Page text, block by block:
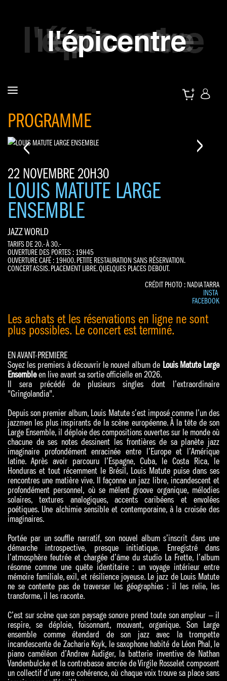
PROGRAMME
<
22 NOVEMBRE 20H30
LOUIS MATUTE LARGE
ENSEMBLE
JAZZ WORLD
TARIFS DE 20.- À 30.-
OUVERTURE DES PORTES : 19H45
OUVERTURE CAFÉ : 19H00. PETITE RESTAURATION SANS RÉSERVATION.
CONCERT ASSIS. PLACEMENT LIBRE. QUELQUES PLACES DEBOUT.
CRÉDIT PHOTO : NADIA TARRA
INSTA
FACEBOOK
Les achats et les réservations en ligne ne sont
plus possibles. Le concert est terminé.
EN AVANT-PREMIERE
Soyez les premiers à découvrir le nouvel album de Louis Matute Large
Ensembleen live avant sa sortie officielle en 2026.
Il sera précédé de plusieurs singles dont l’extraordinaire
"Gringolandia".
Depuis son premier album, Louis Matute s’est imposé comme l’un des
jazzmen les plus inspirants de la scène européenne. À la tête de son
Large Ensemble, il déploie des compositions ouvertes sur le monde où
chacune de ses notes dessinent les frontières de sa planète jazz
imaginaire profondément enracinée entre l’Europe et l’Amérique
latine. Après avoir parcouru l’Espagne, Cuba, le Costa Rica, le
Honduras et tout récemment le Brésil, Louis Matute puise dans ses
rencontres une matière vive. Il façonne un jazz libre, incandescent et
profondément personnel, où se mêlent groove organique, mélodies
solaires, textures analogiques, accents caribéens et envolées
poétiques. Une alchimie sensible et contemporaine, à la croisée des
imaginaires.
Portée par un souffle narratif, son nouvel album s’inscrit dans une
démarche introspective, presque initiatique. Enregistré dans
l’atmosphère feutrée et chargée d’âme du studio La Frette, l’album
résonne comme une quête identitaire : un voyage intérieur entre
mémoire familiale, exil, et résilience joyeuse. Le jazz de Louis Matute
ne se contente pas de traverser les géographies : il les relie, les
transforme, il les raconte.
C’est sur scène que son paysage sonore prend toute son ampleur — il
respire, se déploie, foisonnant, mouvant, organique. Son Large
ensemble comme étendard de son jazz avec la trompette
incandescente de Zacharie Ksyk, le saxophone habité de Léon Phal, le
piano caméléon d’Andrew Audiger, la batterie inventive de Nathan
Vandenbulcke et la contrebasse ancrée de Virgile Rosselet composent
un collectif d’une rare cohérence, où chaque voix trouve sa place sans